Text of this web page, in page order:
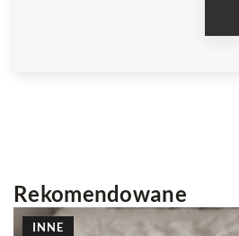
Rekomendowane
INNE